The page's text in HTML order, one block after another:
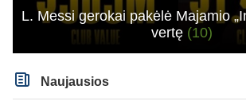
L. Messi gerokai pakėlė Majamio
vertę (10)
Naujausios